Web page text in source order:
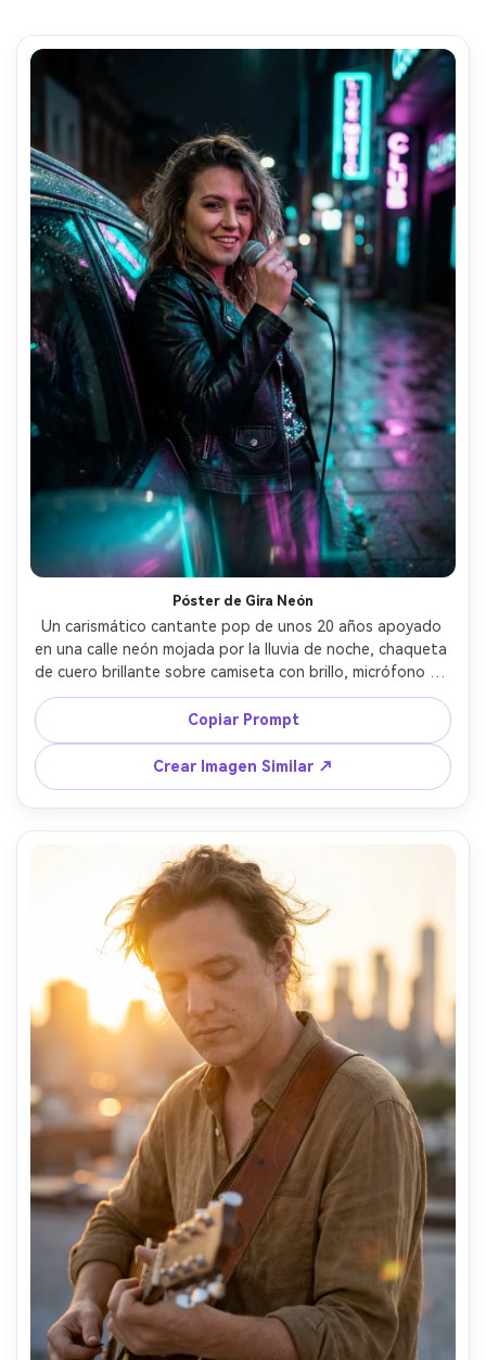
Póster de Gira Neón
Un carismático cantante pop de unos 20 años apoyado
en una calle neón mojada por la lluvia de noche, chaqueta
de cuero brillante sobre camiseta con brillo, micrófono de
mano, letreros neón reflejados en charcos, iluminación de
cine azul y magenta, tomada con Sony A7IV con lente
50mm f/1.4, encuadre medio cuerpo, poca profundidad de
campo, expresión confiada, textura de piel fotorrealista,
look editorial de promoción de concierto, enfoque nítido,
alta resolución --ar 4:5
Copiar Prompt
Crear Imagen Similar ↗